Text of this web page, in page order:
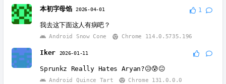
本初字母馅 2026-04-01 1
我去这下面这人有病吧？
Android Snow Cone Chrome 114.0.5735.196
Iker 2026-01-11
Sprunkz Really Hates Aryan?😥😰😐
Android Quince Tart Chrome 131.0.0.0